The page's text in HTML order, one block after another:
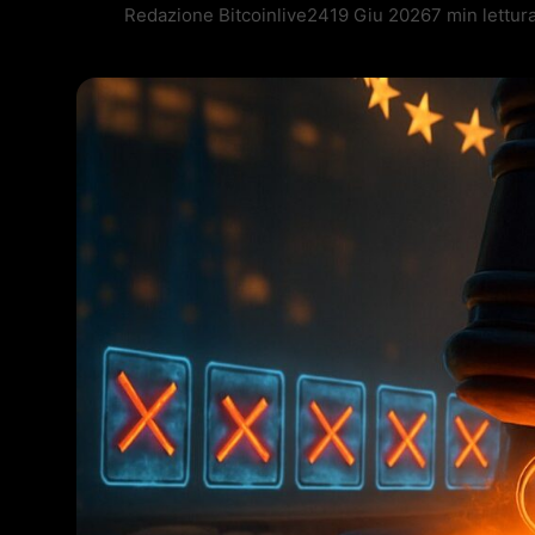
Redazione Bitcoinlive2419 Giu 20267 min